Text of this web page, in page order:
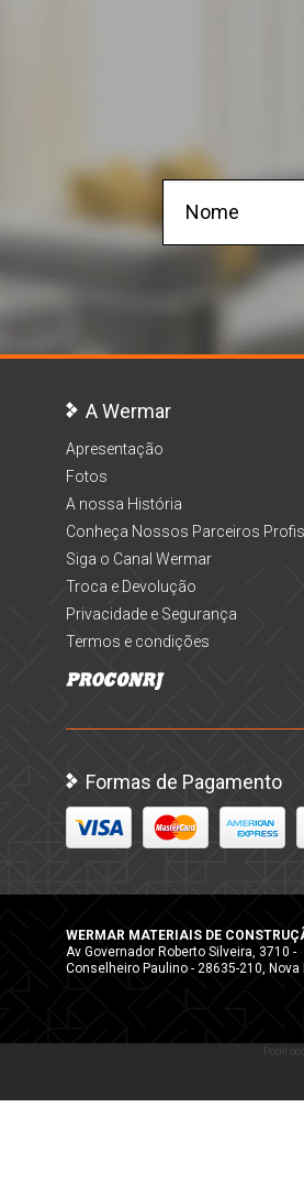
A Wermar
Apresentação
Fotos
A nossa História
Conheça Nossos Parceiros
Siga o Canal Wermar
Troca e Devolução
Privacidade e Segurança
Termos e condições
Formas de Pagamento
WERMAR MATERIAIS DE
Av Governador Roberto Silveira, 3710 -
Conselheiro Paulino - 28635-210, Nova
Pode